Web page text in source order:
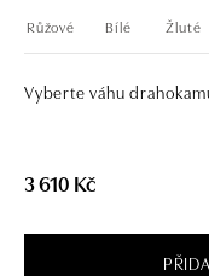
Růžové Bílé Žluté
Vyberte váhu
3 610 Kč